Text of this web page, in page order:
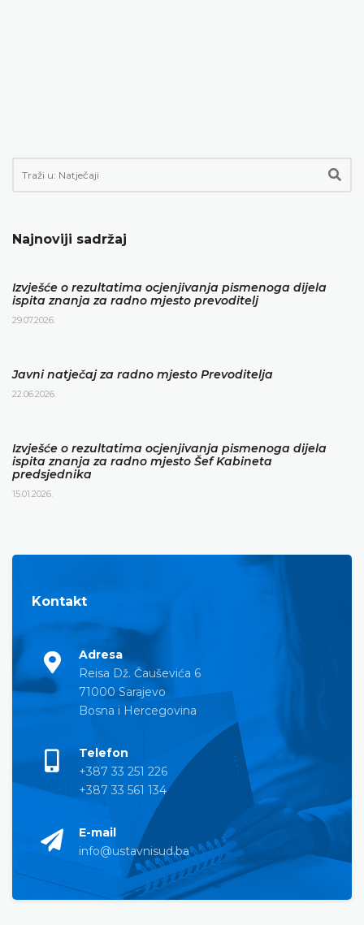
Najnoviji sadržaj
Izvješće o rezultatima ocjenjivanja pismenoga dijela
ispita znanja za radno mjesto prevoditelj
29.07.2026.
Javni natječaj za radno mjesto Prevoditelja
22.06.2026.
Izvješće o rezultatima ocjenjivanja pismenoga dijela
ispita znanja za radno mjesto Šef Kabineta
predsjednika
15.01.2026.
Kontakt
Adresa
Reisa Dž. Čauševića 6
71000 Sarajevo
Bosna i Hercegovina
Telefon
+387 33 251 226
+387 33 561 134
E-mail
info@ustavnisud.ba